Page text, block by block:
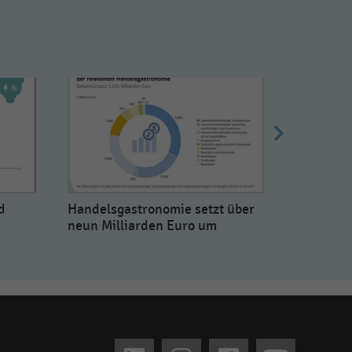
Handelsgastronomie setzt über
neun Milliarden Euro um